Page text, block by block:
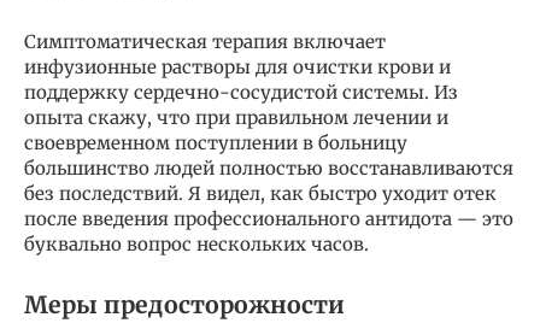
Симптоматическая терапия включает
инфузионные растворы для очистки крови и
поддержку сердечно-сосудистой системы. Из
опыта скажу, что при правильном лечении и
своевременном поступлении в больницу
большинство людей полностью восстанавливаются
без последствий. Я видел, как быстро уходит отек
после введения профессионального антидота — это
буквально вопрос нескольких часов.
Меры предосторожности